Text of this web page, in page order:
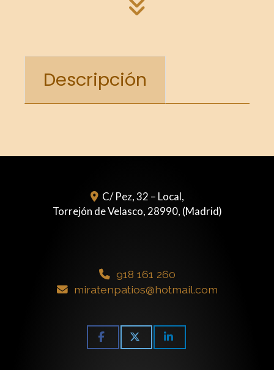
Descripción
C/ Pez, 32 – Local,
Torrejón de Velasco,28990, (Madrid)
918 161 260
miratenpatios
hotmail.com